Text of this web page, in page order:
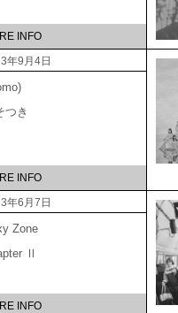
INFO
年9月4日
つき
INFO
年6月7日
Zone
Ⅱ
INFO